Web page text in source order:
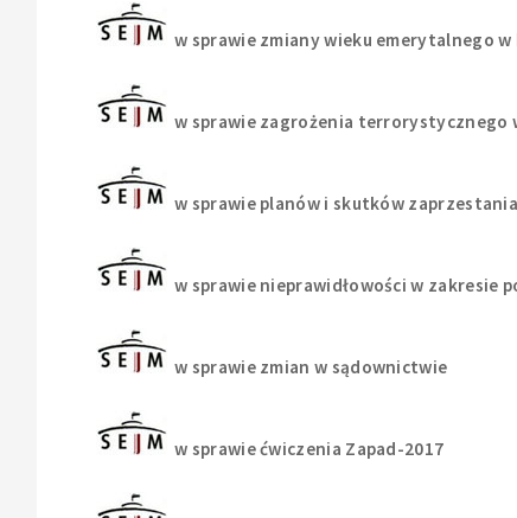
w sprawie zmiany wieku emerytalnego
w sprawie zagrożenia terrorystycznego
w sprawie planów i skutków
w sprawie nieprawidłowości w zakresie
w sprawie zmian w sądownictwie
w sprawie ćwiczenia Zapad-2017